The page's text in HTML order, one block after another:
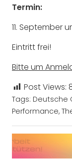
Termin:
11. September
Eintritt frei!
Bitte um
Post Views:
Tags: Deutsche
Performance,